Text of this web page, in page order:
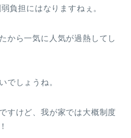
負担にはなりますねぇ。
から一気に人気が過熱してし
でしょうね。
すけど、我が家では大概制度